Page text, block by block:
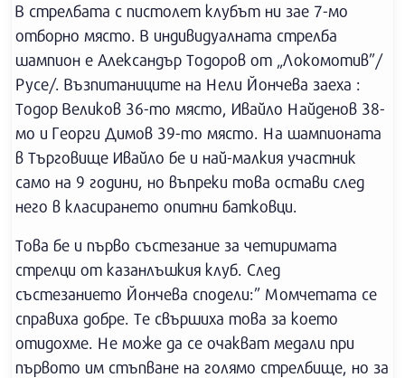
В стрелбата с пистолет клубът ни зае 7-мо
отборно място. В индивидуалната стрелба
шампион е Александър Тодоров от „Локомотив”/
Русе/. Възпитаниците на Нели Йончева заеха :
Тодор Великов 36-то място, Ивайло Найденов 38-
мо и Георги Димов 39-то място. На шампионата
в Търговище Ивайло бе и най-малкия участник
само на 9 години, но въпреки това остави след
него в класирането опитни батковци.
Това бе и първо състезание за четиримата
стрелци от казанлъшкия клуб. След
състезанието Йончева сподели:” Момчетата се
справиха добре. Те свършиха това за което
отидохме. Не може да се очакват медали при
първото им стъпване на голямо стрелбище, но за